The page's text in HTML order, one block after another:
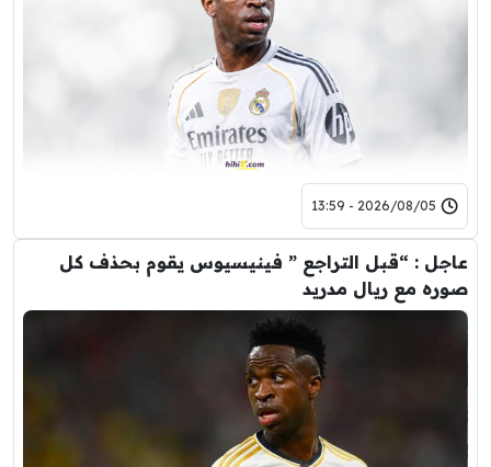
2026/08/05 - 13:59
عاجل : “قبل التراجع ” فينيسيوس يقوم بحذف كل
صوره مع ريال مدريد